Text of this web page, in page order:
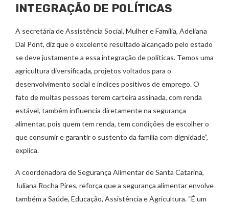
INTEGRAÇÃO DE POLÍTICAS
A secretária de Assistência Social, Mulher e Família, Adeliana
Dal Pont, diz que o excelente resultado alcançado pelo estado
se deve justamente a essa integração de políticas. Temos uma
agricultura diversificada, projetos voltados para o
desenvolvimento social e índices positivos de emprego. O
fato de muitas pessoas terem carteira assinada, com renda
estável, também influencia diretamente na segurança
alimentar, pois quem tem renda, tem condições de escolher o
que consumir e garantir o sustento da família com dignidade”,
explica.
A coordenadora de Segurança Alimentar de Santa Catarina,
Juliana Rocha Pires, reforça que a segurança alimentar envolve
também a Saúde, Educação, Assistência e Agricultura. “É um